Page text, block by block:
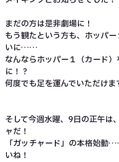
まだの方は是非劇場に！
もう観たという方も、ホッパ
いに……
なんならホッパー１（カード
に！？
何度でも足を運んでいただけま
そして今週水曜、9日の正午は
ャだ！
「ガッチャード」の本格始動
いね！